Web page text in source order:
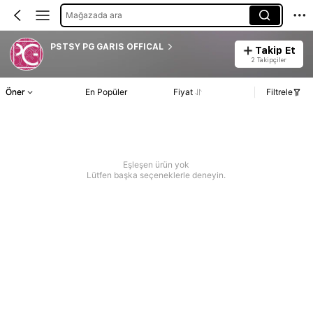
Mağazada ara
PSTSY PG GARIS OFFICAL Takip Et
2 Takipçiler
Öner En Popüler Fiyat Filtrele
Eşleşen ürün yok
Lütfen başka seçeneklerle deneyin.